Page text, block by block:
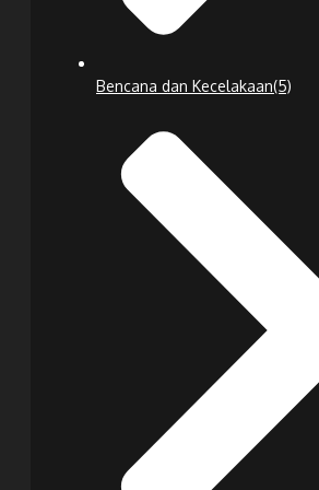
Bencana dan Kecelakaan(5)